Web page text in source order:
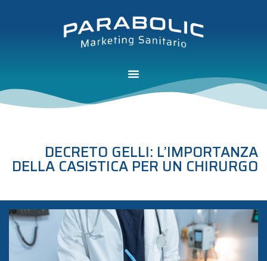
DECRETO GELLI: L’IMPORTANZA
DELLA CASISTICA PER UN CHIRURGO